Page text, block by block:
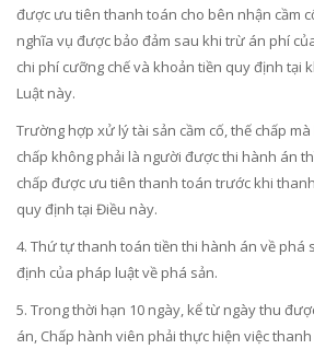
được ưu tiên thanh toán cho bên nhận cầm
nghĩa vụ được bảo đảm sau khi trừ án phí
chi phí cưỡng chế và khoản tiền quy định tại
Luật này.
Trường hợp xử lý tài sản cầm cố, thế chấp
chấp không phải là người được thi hành án
chấp được ưu tiên thanh toán trước khi
quy định tại Điều này.
4. Thứ tự thanh toán tiền thi hành án về phá
định của pháp luật về phá sản.
5. Trong thời hạn 10 ngày, kể từ ngày thu
án, Chấp hành viên phải thực hiện việc